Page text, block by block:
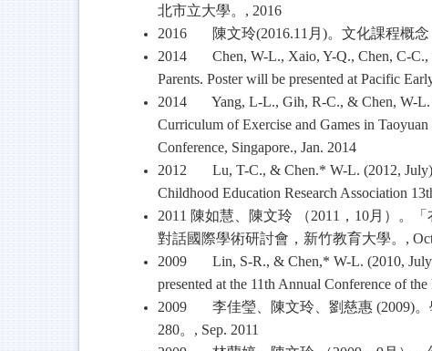
北市立大學。 , 2016
2016
陳文玲(2016.11 月 )。文化課程概
2014 Chen, W-L., Xaio, Y-Q., Chen, C-C.,
Parents. Poster will be presented at Pacific
2014 Yang, L-L., Gih, R-C., & Chen, W-L.
Curriculum of Exercise and Games in
Conference, Singapore., Jan. 2014
2012 Lu, T-C., & Chen.* W-L. (2012,
Childhood Education Research Association
2011 陳如慧、陳文玲 （2011 ， 10月）。
對話國際學術研討會，新竹教育大學。 ,
2009 Lin, S-R., & Chen,* W-L. (2010, July).
presented at the 11th Annual Conference of
2009 李佳瑩、陳文玲、劉慈惠 (2009)
280。 , Sep. 2011